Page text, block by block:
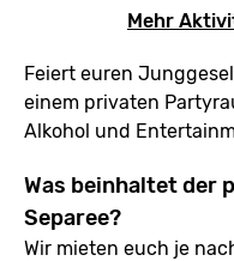
Mehr
Feiert euren
einem privaten
Alkohol und
Was beinhaltet der
Separee?
Wir mieten euch je